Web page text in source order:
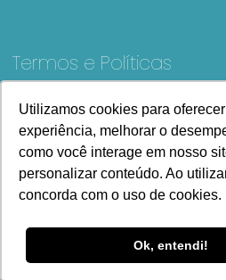
Utilizamos cookies para
experiência, melhorar o
como você interage em nosso
personalizar conteúdo. Ao
concorda com o uso de cookies.
Ok, entendi!
Utilizamos cookies para
experiência, melhorar o
como você interage em nosso
personalizar conteúdo. Ao
concorda com o uso de cookies.
Ok, entendi!
Termos e Políticas
Termos e condições de Uso
Copyright
2023